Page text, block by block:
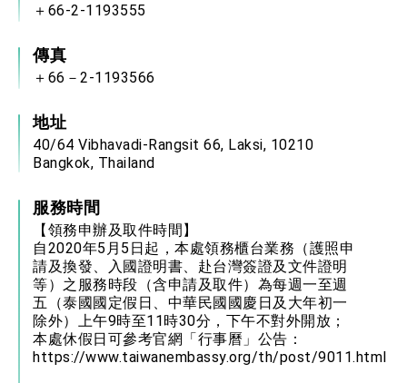
＋66-2-1193555
傳真
＋66－2-1193566
地址
40/64 Vibhavadi-Rangsit 66, Laksi, 10210
Bangkok, Thailand
服務時間
【領務申辦及取件時間】
自2020年5月5日起，本處領務櫃台業務（護照申
請及換發、入國證明書、赴台灣簽證及文件證明
等）之服務時段（含申請及取件）為每週一至週
五（泰國國定假日、中華民國國慶日及大年初一
除外）上午9時至11時30分，下午不對外開放；
本處休假日可參考官網「行事曆」公告：
https://www.taiwanembassy.org/th/post/9011.html